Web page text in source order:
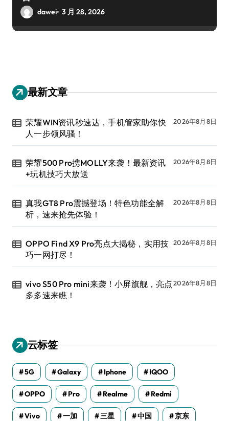
dawei 3 月 28, 2026
最新文章
荣耀WIN资讯秒速达，手机管家助你快
人一步领风骚！
2026年8月8日
荣耀500 Pro携MOLLY来袭！最新资讯
+玩机技巧大放送
2026年8月8日
真我GT8 Pro震撼登场！特色功能全解
析，速来抢先体验！
2026年8月8日
OPPO Find X9 Pro亮点大揭秘，实用技
巧一网打尽！
2026年8月8日
vivo S50 Pro mini来袭！小屏旗舰，亮点
多多速来瞧！
2026年8月8日
云标签
5G Galaxy Iphone IQOO
OPPO Pro Realme Redmi
Vivo 一加 三星 中国 京东